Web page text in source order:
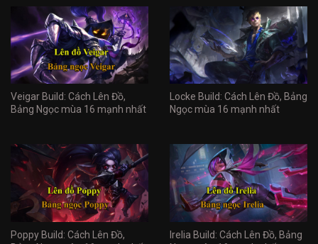
Veigar Build: Cách Lên Đồ,
Bảng Ngọc mùa 16 mạnh nhất
Locke Build: Cách Lên Đồ, Bảng
Ngọc mùa 16 mạnh nhất
Poppy Build: Cách Lên Đồ,
Irelia Build: Cách Lên Đồ, Bảng